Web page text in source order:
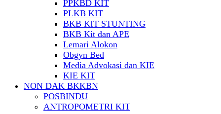
PPKBD KIT
PLKB KIT
BKB KIT STUNTING
BKB Kit dan APE
Lemari Alokon
Obgyn Bed
Media Advokasi dan KIE
KIE KIT
NON DAK BKKBN
POSBINDU
ANTROPOMETRI KIT